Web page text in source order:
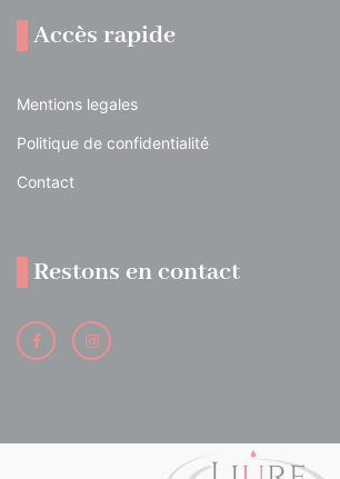
Accès rapide
Mentions legales
Politique de confidentialité
Contact
Restons en contact